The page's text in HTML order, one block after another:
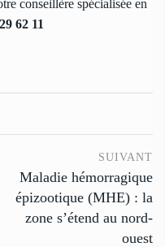
conseillère spécialisée en
62 11
SUIVANT
Maladie hémorragique
épizootique (MHE) : la
zone s’étend au nord-
ouest